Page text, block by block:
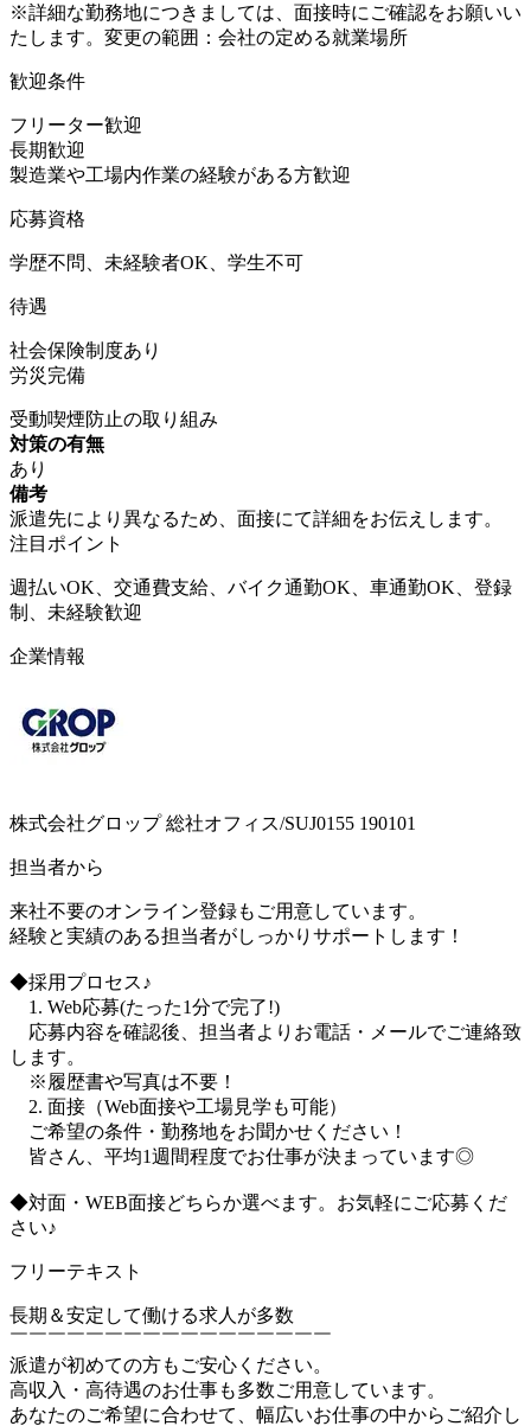
※詳細な勤務地につきましては、面接時にご確認をお願いい
たします。変更の範囲：会社の定める就業場所
歓迎条件
フリーター歓迎
長期歓迎
製造業や工場内作業の経験がある方歓迎
応募資格
学歴不問、未経験者OK、学生不可
待遇
社会保険制度あり
労災完備
受動喫煙防止の取り組み
対策の有無
あり
備考
派遣先により異なるため、面接にて詳細をお伝えします。
注目ポイント
週払いOK、交通費支給、バイク通勤OK、車通勤OK、登録
制、未経験歓迎
企業情報
株式会社グロップ 総社オフィス/SUJ0155 190101
担当者から
来社不要のオンライン登録もご用意しています。
経験と実績のある担当者がしっかりサポートします！
◆採用プロセス♪
1. Web応募(たった1分で完了!)
応募内容を確認後、担当者よりお電話・メールでご連絡致
します。
※履歴書や写真は不要！
2. 面接（Web面接や工場見学も可能）
ご希望の条件・勤務地をお聞かせください！
皆さん、平均1週間程度でお仕事が決まっています◎
◆対面・WEB面接どちらか選べます。お気軽にご応募くだ
さい♪
フリーテキスト
長期＆安定して働ける求人が多数
￣￣￣￣￣￣￣￣￣￣￣￣￣￣￣￣￣
派遣が初めての方もご安心ください。
高収入・高待遇のお仕事も多数ご用意しています。
あなたのご希望に合わせて、幅広いお仕事の中からご紹介し